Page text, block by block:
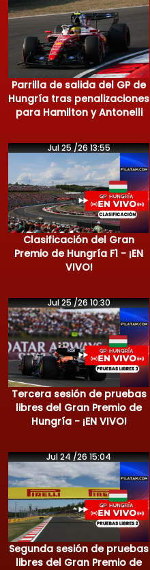
Parrilla de salida del GP de
Hungría tras penalizaciones
para Hamilton y Antonelli
Jul 25 /26 13:55
Clasificación del Gran
Premio de Hungría F1 - ¡EN
VIVO!
Jul 25 /26 10:30
Tercera sesión de pruebas
libres del Gran Premio de
Hungría - ¡EN VIVO!
Jul 24 /26 15:04
Segunda sesión de pruebas
libres del Gran Premio de